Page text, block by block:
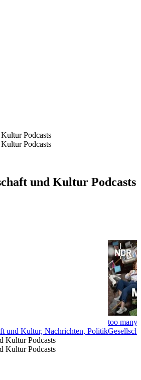
Podcasts
Podcasts
und Kultur Podcasts
und Kultur, Nachrichten, Politik
too many
Kultur Podcasts
Kultur Podcasts